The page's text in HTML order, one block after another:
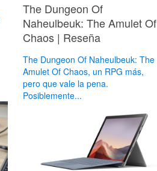
The Dungeon Of
Naheulbeuk: The Amulet Of
Chaos | Reseña
The Dungeon Of Naheulbeuk: The
Amulet Of Chaos, un RPG más,
pero que vale la pena.
Posiblemente...